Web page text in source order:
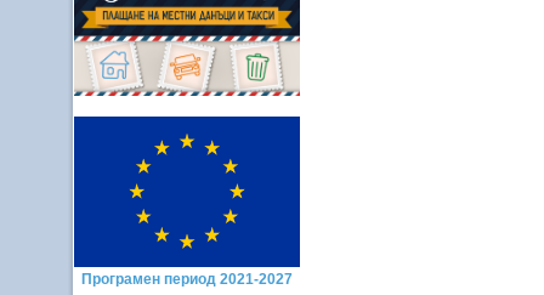
Програмен период 2021-2027